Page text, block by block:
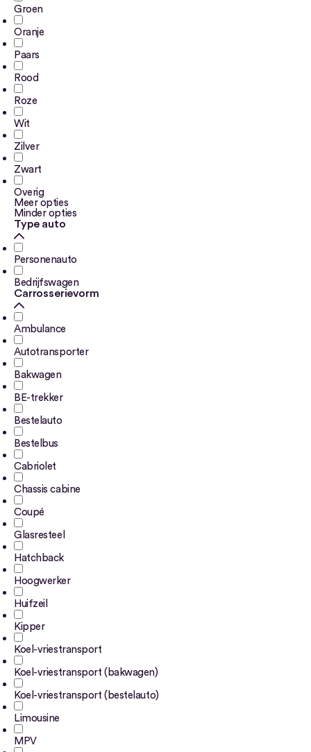
Groen
Oranje
Paars
Rood
Roze
Wit
Zilver
Zwart
Overig
Meer opties
Minder opties
Type auto
Personenauto
Bedrijfswagen
Carrosserievorm
Ambulance
Autotransporter
Bakwagen
BE-trekker
Bestelauto
Bestelbus
Cabriolet
Chassis cabine
Coupé
Glasresteel
Hatchback
Hoogwerker
Huifzeil
Kipper
Koel-vriestransport
Koel-vriestransport (bakwagen)
Koel-vriestransport (bestelauto)
Limousine
MPV